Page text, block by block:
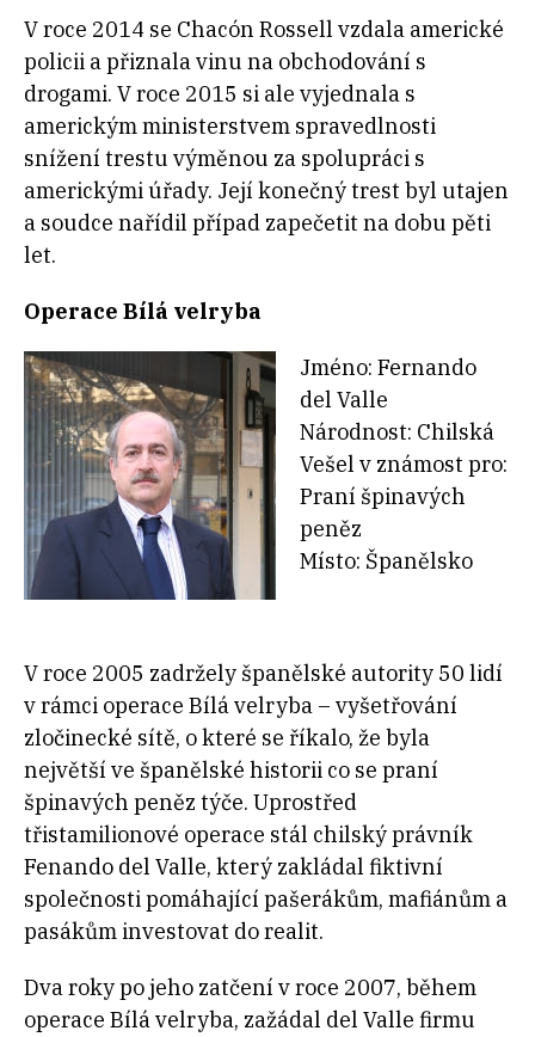
V roce 2014 se Chacón Rossell vzdala americké
policii a přiznala vinu na obchodování s
drogami. V roce 2015 si ale vyjednala s
americkým ministerstvem spravedlnosti
snížení trestu výměnou za spolupráci s
americkými úřady. Její konečný trest byl utajen
a soudce nařídil případ zapečetit na dobu pěti
let.
Operace Bílá velryba
Jméno: Fernando
del Valle
Národnost: Chilská
Vešel v známost pro:
Praní špinavých
peněz
Místo: Španělsko
V roce 2005 zadržely španělské autority 50 lidí
v rámci operace Bílá velryba – vyšetřování
zločinecké sítě, o které se říkalo, že byla
největší ve španělské historii co se praní
špinavých peněz týče. Uprostřed
třistamilionové operace stál chilský právník
Fenando del Valle, který zakládal fiktivní
společnosti pomáhající pašerákům, mafiánům a
pasákům investovat do realit.
Dva roky po jeho zatčení v roce 2007, během
operace Bílá velryba, zažádal del Valle firmu